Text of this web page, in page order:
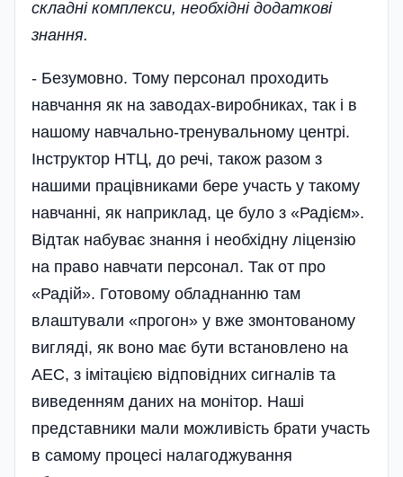
складні комплекси, необхідні додаткові
знання.
- Безумовно. Тому персонал проходить
навчання як на заводах-виробниках, так і в
нашому навчально-тренувальному центрі.
Інструктор НТЦ, до речі, також разом з
нашими працівниками бере участь у такому
навчанні, як наприклад, це було з «Радієм».
Відтак набуває знання і необхідну ліцензію
на право навчати персонал. Так от про
«Радій». Готовому обладнанню там
влаштували «прогон» у вже змонтованому
вигляді, як воно має бути встановлено на
АЕС, з імітацією відповідних сигналів та
виведенням даних на монітор. Наші
представники мали можливість брати участь
в самому процесі налагоджування